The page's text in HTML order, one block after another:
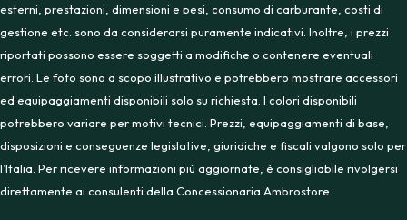
esterni, prestazioni, dimensioni e pesi, consumo di carburante, costi di
gestione etc. sono da considerarsi puramente indicativi. Inoltre, i prezzi
riportati possono essere soggetti a modifiche o contenere eventuali
errori. Le foto sono a scopo illustrativo e potrebbero mostrare accessori
ed equipaggiamenti disponibili solo su richiesta. I colori disponibili
potrebbero variare per motivi tecnici. Prezzi, equipaggiamenti di base,
disposizioni e conseguenze legislative, giuridiche e fiscali valgono solo per
l’Italia. Per ricevere informazioni più aggiornate, è consigliabile rivolgersi
direttamente ai consulenti della Concessionaria Ambrostore.